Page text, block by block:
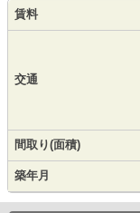
賃料
交通
間取り(面積)
築年月